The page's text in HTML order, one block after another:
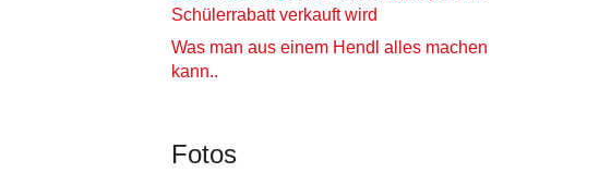
Schülerrabatt verkauft wird
Was man aus einem Hendl alles machen
kann..
Fotos